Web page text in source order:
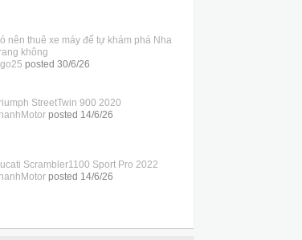
nên thuê xe máy để tự khám phá Nha
không
posted 30/6/26
StreetTwin 900 2020
posted 14/6/26
Scrambler1100 Sport Pro 2022
posted 14/6/26